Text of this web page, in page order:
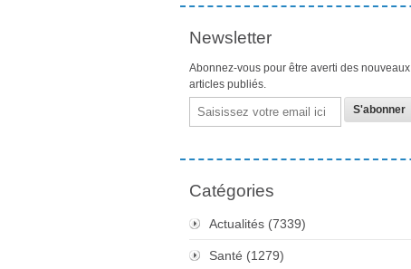
Newsletter
Abonnez-vous pour être averti des nouveaux
articles publiés.
Email
Catégories
Actualités (7339)
Santé (1279)